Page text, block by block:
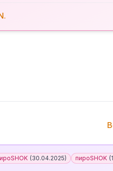
(30.04.2025) пироSHOK (